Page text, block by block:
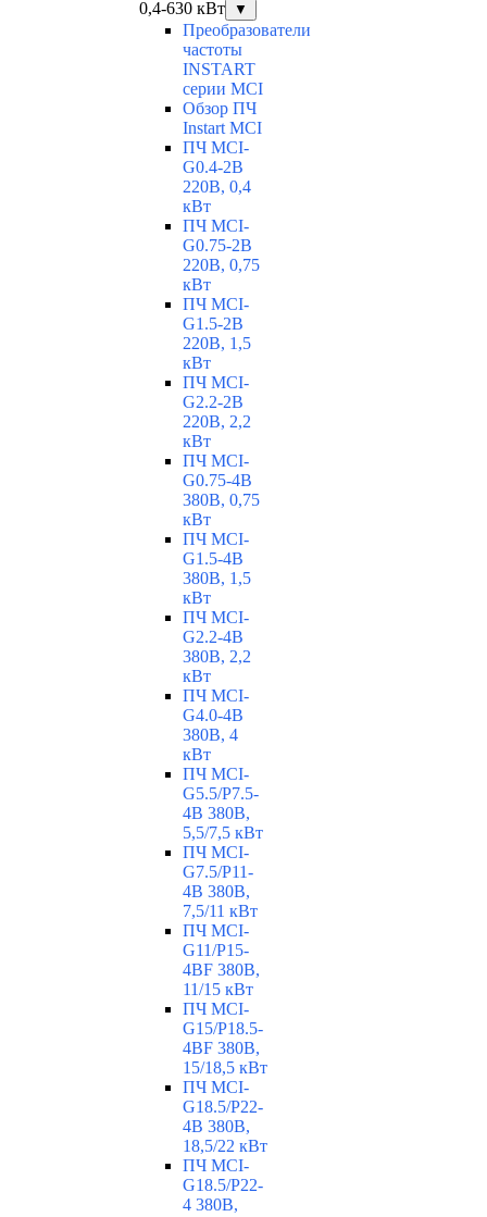
0,4-630 кВт
▼
Преобразователи
частоты
INSTART
серии MCI
Обзор ПЧ
Instart MCI
ПЧ MCI-
G0.4-2B
220В, 0,4
кВт
ПЧ MCI-
G0.75-2B
220В, 0,75
кВт
ПЧ MCI-
G1.5-2B
220В, 1,5
кВт
ПЧ MCI-
G2.2-2B
220В, 2,2
кВт
ПЧ MCI-
G0.75-4B
380В, 0,75
кВт
ПЧ MCI-
G1.5-4B
380В, 1,5
кВт
ПЧ MCI-
G2.2-4B
380В, 2,2
кВт
ПЧ MCI-
G4.0-4B
380В, 4
кВт
ПЧ MCI-
G5.5/Р7.5-
4B 380В,
5,5/7,5 кВт
ПЧ MCI-
G7.5/P11-
4B 380В,
7,5/11 кВт
ПЧ MCI-
G11/P15-
4BF 380В,
11/15 кВт
ПЧ MCI-
G15/P18.5-
4BF 380В,
15/18,5 кВт
ПЧ MCI-
G18.5/P22-
4B 380В,
18,5/22 кВт
ПЧ MCI-
G18.5/P22-
4 380В,